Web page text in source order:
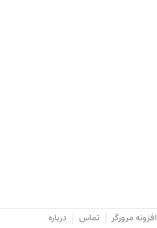
افزونه مرورگر تماس درباره